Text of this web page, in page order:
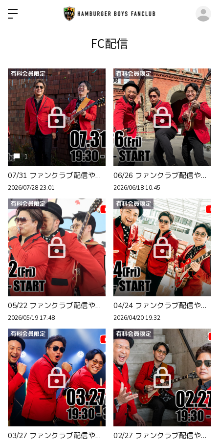
FC配信
有料会員限定
1
07/31 ファンクラブ配信やります！
2026/07/28 23:01
有料会員限定
06/26 ファンクラブ配信やります！
2026/06/18 10:45
有料会員限定
05/22 ファンクラブ配信やります！
2026/05/19 17:48
有料会員限定
04/24 ファンクラブ配信やります！
2026/04/20 19:32
有料会員限定
03/27 ファンクラブ配信やります！
有料会員限定
02/27 ファンクラブ配信やります！